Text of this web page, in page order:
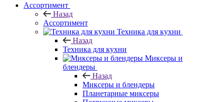
Ассортимент
Назад
Ассортимент
Техника для кухни
Назад
Техника для кухни
Миксеры и
блендеры
Назад
Миксеры и блендеры
Планетарные миксеры